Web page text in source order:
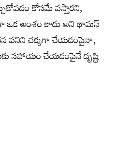
కోసమే వస్తారని,
ఒక అంశం కాదు అని థామస్
పనిని చక్కగా చేయడంపైనా,
సహాయం చేయడంపైనే దృష్టి